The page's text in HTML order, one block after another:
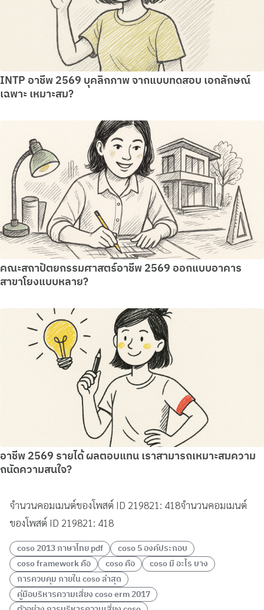
INTP อาชีพ 2569 บุคลิกภาพ จากแบบทดสอบ เอกลักษณ์
เฉพาะ เหมาะสม?
คณะสถาปัตยกรรมศาสตร์อาชีพ 2569 ออกแบบอาคาร
สาขาโยงแบบหลาย?
อาชีพ 2569 รายได้ ผลตอบแทน เราสามารถเหมาะสมความ
ถนัดความสนใจ?
จำนวนคอมเมนต์ของโพสต์ ID 219821: 418จำนวนคอมเมนต์
ของโพสต์ ID 219821: 418
coso 2013 ภาษาไทย pdf
coso 5 องค์ประกอบ
coso framework คือ
coso คือ
coso มี อะไร บาง
การควบคุม ภายใน coso ล่าสุด
คู่มือบริหารความเสี่ยง coso erm 2017